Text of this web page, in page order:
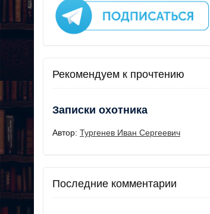
Рекомендуем к прочтению
Записки охотника
Автор: Тургенев Иван Сергеевич
Последние комментарии